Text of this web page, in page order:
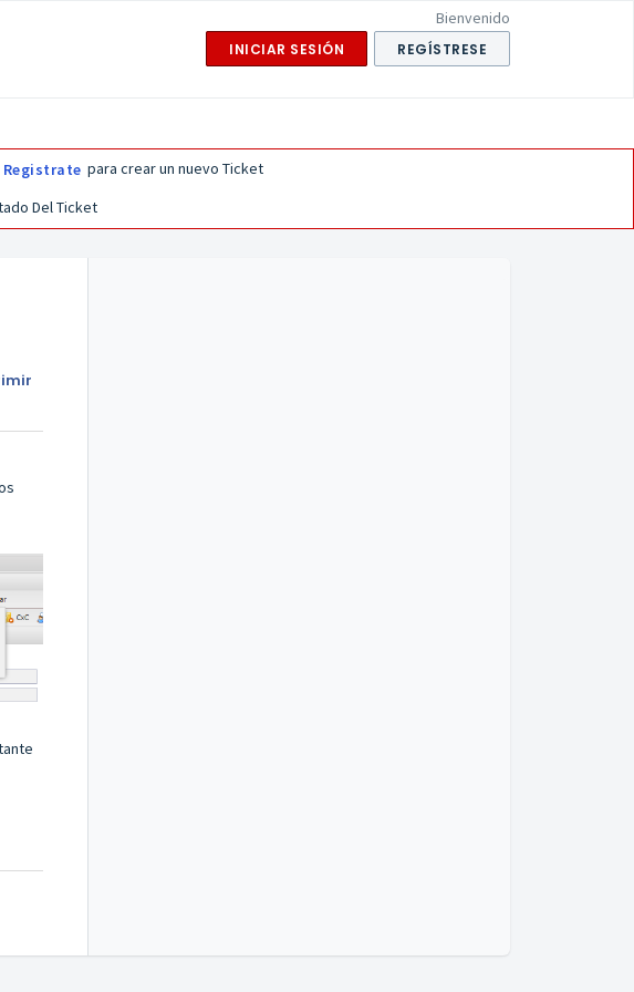
Bienvenido
INICIAR SESIÓN REGÍSTRESE
Registrate para crear un nuevo Ticket
Del Ticket